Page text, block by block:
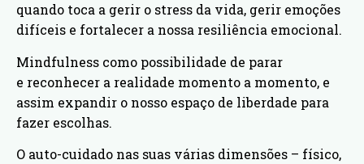
quando toca a gerir o stress da vida, gerir emoções
difíceis e fortalecer a nossa resiliência emocional.
Mindfulness como possibilidade de parar
e reconhecer a realidade momento a momento, e
assim expandir o nosso espaço de liberdade para
fazer escolhas.
O auto-cuidado nas suas várias dimensões – físico,